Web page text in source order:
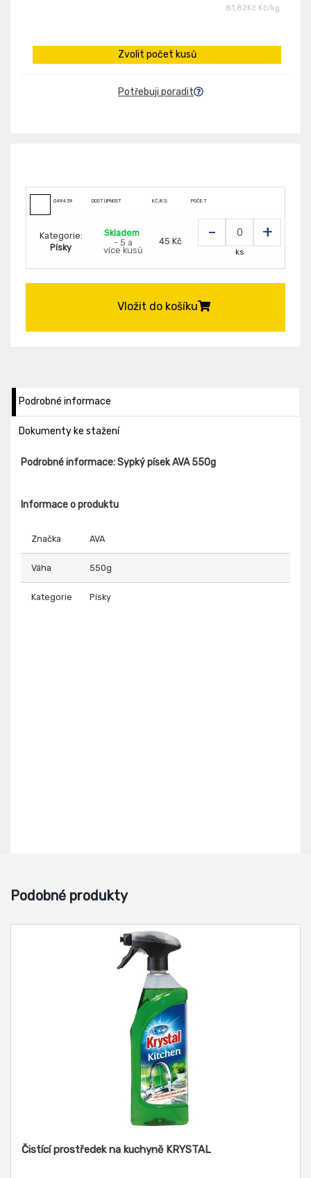
81,82Kč Kč/kg
Zvolit počet kusů
Potřebuji poradit
049439 DOSTUPNOST KČ/KS: POČET
Kategorie:
Písky
Skladem
- 5 a
více kusů
45 Kč - +
ks
Vložit do košíku
Podrobné informace
Dokumenty ke stažení
Podrobné informace: Sypký písek AVA 550g
Informace o produktu
Značka AVA
Váha 550g
Kategorie Písky
Podobné produkty
Čistící prostředek na kuchyně KRYSTAL